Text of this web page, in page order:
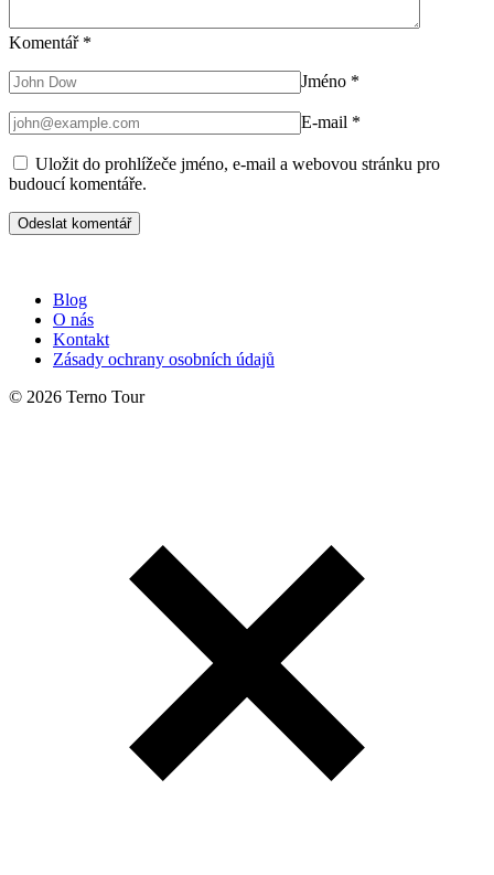
Komentář *
Jméno *
E-mail *
Uložit do prohlížeče jméno, e-mail a webovou stránku pro
budoucí komentáře.
Blog
O nás
Kontakt
Zásady ochrany osobních údajů
© 2026 Terno Tour